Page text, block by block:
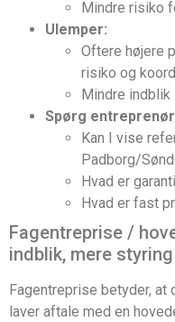
Mindre risiko
Ulemper:
Oftere højere
risiko og
Mindre
Spørg
Kan I vise
Padborg/
Hvad er
Hvad er fast
Fagentreprise /
indblik, mere styring
Fagentreprise betyder,
laver aftale med en